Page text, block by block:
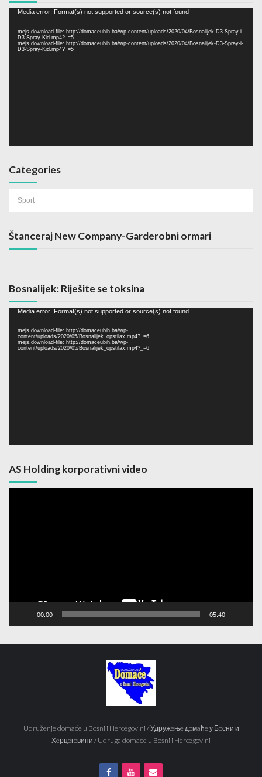
Video
Media error: Format(s) not supported or source(s) not found
mejs.download-file: http://domaceubih.ba/wp-content/uploads/2020/04/Bosnalijek-D3-Spray-i-
D3-Spray-Kid.mp4?_=5
mejs.download-file: http://domaceubih.ba/wp-content/uploads/2020/04/Bosnalijek-D3-Spray-i-
D3-Spray-Kid.mp4?_=5
Categories
Štanceraj New Company-Garderobni ormari
Bosnalijek: Riješite se toksina
Video
Media error: Format(s) not supported or source(s) not found
mejs.download-file: http://domaceubih.ba/wp-
content/uploads/2020/05/Bosnalijek_opstilax.mp4?_=6
mejs.download-file: http://domaceubih.ba/wp-
content/uploads/2020/05/Bosnalijek_opstilax.mp4?_=6
AS Holding korporativni video
00:00 05:40
Udruženje domaće u Bosni i Hercegovini / Удружeњe дoмaћe у Бoсни и
Хeрцeгoвини / Udruga domaće u Bosni i Hercegovini